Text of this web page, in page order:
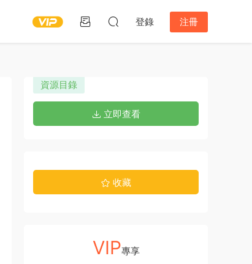
登錄 注冊
資源目錄
立即查看
收藏
VIP專享